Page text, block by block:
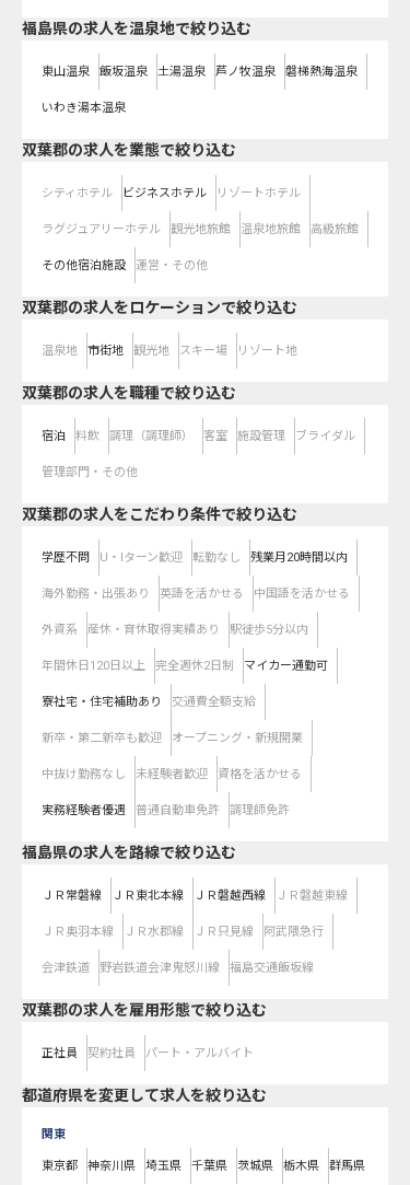
福島県の求人を温泉地で絞り込む
東山温泉 飯坂温泉 土湯温泉 芦ノ牧温泉 磐梯熱海温泉
いわき湯本温泉
双葉郡の求人を業態で絞り込む
シティホテル ビジネスホテル リゾートホテル
ラグジュアリーホテル 観光地旅館 温泉地旅館 高級旅館
その他宿泊施設 運営・その他
双葉郡の求人をロケーションで絞り込む
温泉地 市街地 観光地 スキー場 リゾート地
双葉郡の求人を職種で絞り込む
宿泊 料飲 調理（調理師） 客室 施設管理 ブライダル
管理部門・その他
双葉郡の求人をこだわり条件で絞り込む
学歴不問 U・Iターン歓迎 転勤なし 残業月20時間以内
海外勤務・出張あり 英語を活かせる 中国語を活かせる
外資系 産休・育休取得実績あり 駅徒歩5分以内
年間休日120日以上 完全週休2日制 マイカー通勤可
寮社宅・住宅補助あり 交通費全額支給
新卒・第二新卒も歓迎 オープニング・新規開業
中抜け勤務なし 未経験者歓迎 資格を活かせる
実務経験者優遇 普通自動車免許 調理師免許
福島県の求人を路線で絞り込む
ＪＲ常磐線 ＪＲ東北本線 ＪＲ磐越西線 ＪＲ磐越東線
ＪＲ奥羽本線 ＪＲ水郡線 ＪＲ只見線 阿武隈急行
会津鉄道 野岩鉄道会津鬼怒川線 福島交通飯坂線
双葉郡の求人を雇用形態で絞り込む
正社員 契約社員 パート・アルバイト
都道府県を変更して求人を絞り込む
関東
東京都 神奈川県 埼玉県 千葉県 茨城県 栃木県 群馬県